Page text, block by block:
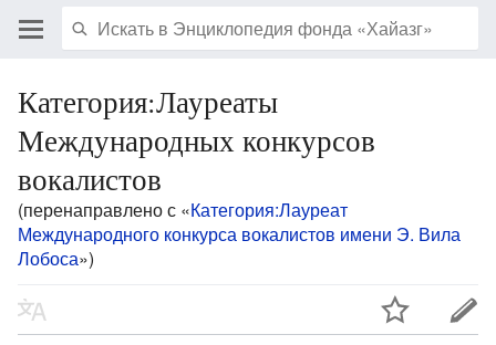
Категория:Лауреаты
Международных конкурсов
вокалистов
(перенаправлено с «Категория:Лауреат
Международного конкурса вокалистов имени Э. Вила
Лобоса»)